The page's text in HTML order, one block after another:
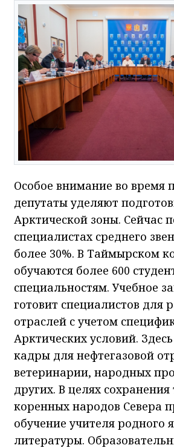
Особое внимание во время
депутаты уделяют
Арктической зоны. Сейчас
специалистах среднего
более 30%. В Таймырском
обучаются более 600
специальностям. Учебное
готовит специалистов для
отраслей с учетом
Арктических условий. Здесь
кадры для нефтегазовой
ветеринарии, народных
других. В целях
коренных народов Севера
обучение учителя родного
литературы.